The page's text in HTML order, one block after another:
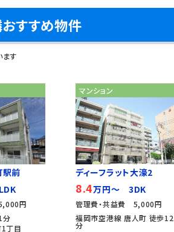
すすめ物件
す
駅前
円
分
丁目
マンション
ディーフラット大濠2
8.4万円～ 3DK
管理費・共益費 5,000円
福岡市空港線 唐人町 徒歩12
分